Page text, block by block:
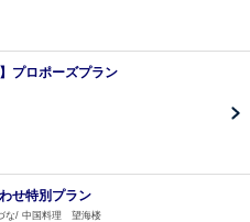
】プロポーズプラン
せ特別プラン
な 中国料理 望海楼